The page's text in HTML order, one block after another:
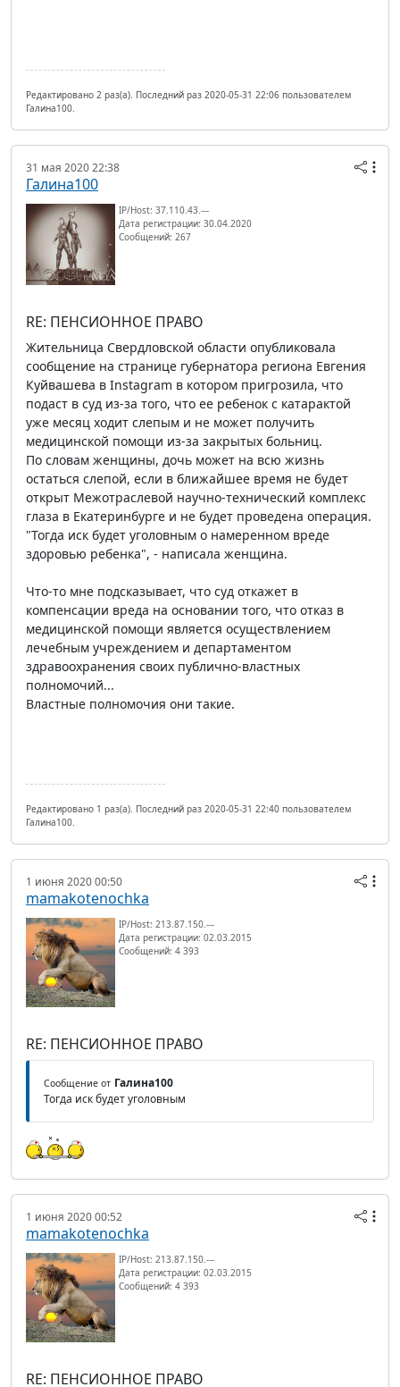
Редактировано 2 раз(а). Последний раз 2020-05-31 22:06 пользователем
Галина100.
31 мая 2020 22:38
Галина100
IP/Host: 37.110.43.---
Дата регистрации: 30.04.2020
Сообщений: 267
RE: ПЕНСИОННОЕ ПРАВО
Жительница Свердловской области опубликовала
сообщение на странице губернатора региона Евгения
Куйвашева в Instagram в котором пригрозила, что
подаст в суд из-за того, что ее ребенок с катарактой
уже месяц ходит слепым и не может получить
медицинской помощи из-за закрытых больниц.
По словам женщины, дочь может на всю жизнь
остаться слепой, если в ближайшее время не будет
открыт Межотраслевой научно-технический комплекс
глаза в Екатеринбурге и не будет проведена операция.
"Тогда иск будет уголовным о намеренном вреде
здоровью ребенка", - написала женщина.
Что-то мне подсказывает, что суд откажет в
компенсации вреда на основании того, что отказ в
медицинской помощи является осуществлением
лечебным учреждением и департаментом
здравоохранения своих публично-властных
полномочий...
Властные полномочия они такие.
Редактировано 1 раз(а). Последний раз 2020-05-31 22:40 пользователем
Галина100.
1 июня 2020 00:50
mamakotenochka
IP/Host: 213.87.150.---
Дата регистрации: 02.03.2015
Сообщений: 4 393
RE: ПЕНСИОННОЕ ПРАВО
Сообщение от Галина100
Тогда иск будет уголовным
1 июня 2020 00:52
mamakotenochka
IP/Host: 213.87.150.---
Дата регистрации: 02.03.2015
Сообщений: 4 393
RE: ПЕНСИОННОЕ ПРАВО